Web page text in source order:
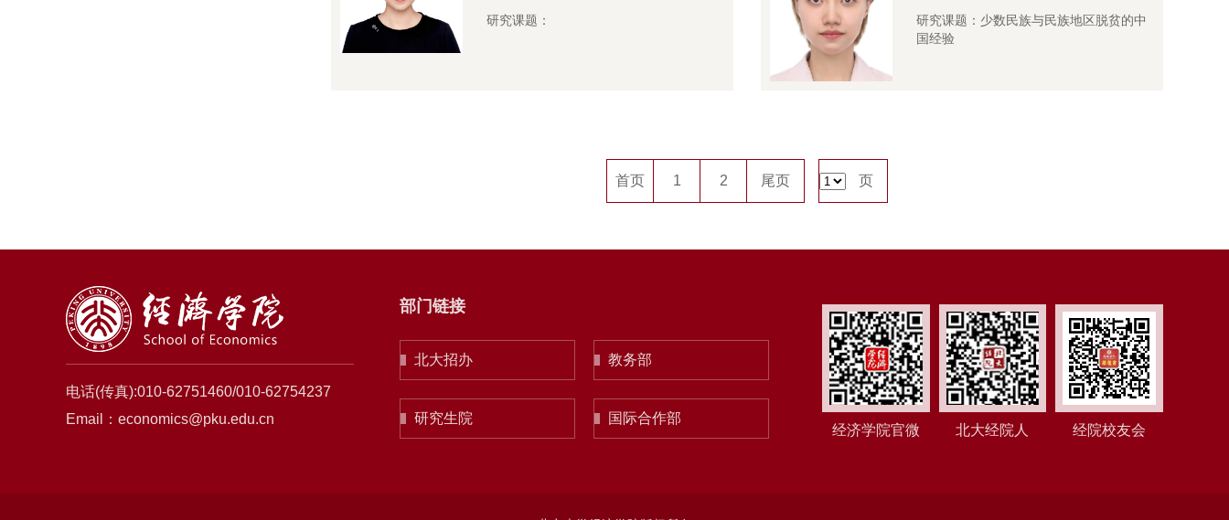
研究课题：
研究课题：少数民族与民族地区脱贫的中
国经验
首页 1 2 尾页 页
电话(传真):010-62751460/010-62754237
Email：economics@pku.edu.cn
部门链接
北大招办 教务部
研究生院 国际合作部
经济学院官微 北大经院人 经院校友会